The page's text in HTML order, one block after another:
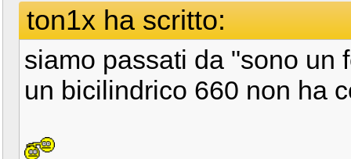
ton1x ha scritto:
siamo passati da "sono un
un bicilindrico 660 non ha